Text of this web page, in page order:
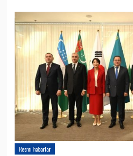
Resmi habarlar